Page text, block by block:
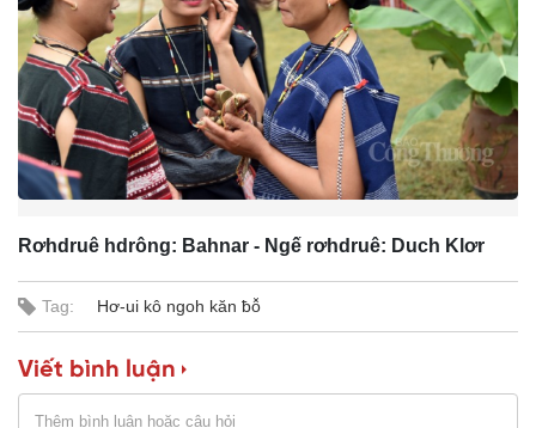
n
i
n
m
e
Rơhdruê hdrông: Bahnar - Ngế rơhdruê: Duch Klơr
Tag: Hơ-ui kô ngoh kăn ƀô̆
Viết bình luận